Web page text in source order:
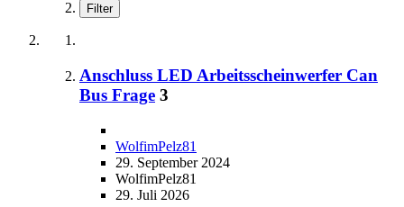
Filter
Anschluss LED Arbeitsscheinwerfer Can
Bus Frage 3
WolfimPelz81
29. September 2024
WolfimPelz81
29. Juli 2026